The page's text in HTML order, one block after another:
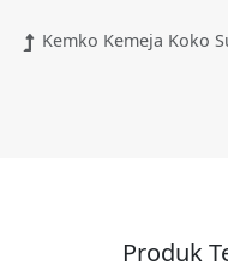
Kemko Kemeja Koko
Produk